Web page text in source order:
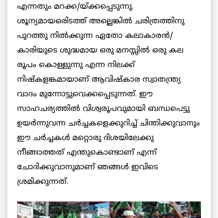
എന്നതും മറക്ക/യ്ക്കപ്പെടുന്നു.
ശൂന്യമായഒരിടത്ത് അല്ലെങ്കില്‍ ചരിത്രത്തിനു
പുറത്തു നില്‍ക്കുന്ന ഏതോ കലാകാരന്‍/
കാരിയുടെ ശുദ്ധമായ ഒരു മനസ്സില്‍ ഒരു കല
രൂപം കൊള്ളുന്നു എന്ന നിലക്ക്
നിഷ്കളങ്കമായാണ് ആവിഷ്കാര സ്വാതന്ത്ര്യ
വാദം മുന്നോട്ടുവെക്കപ്പെടുന്നത്. ഈ
സാഹചര്യത്തില്‍ വിശ്വരൂപവുമായി ബന്ധപെട്ടു
ഉയര്‍ന്നുവന്ന ചര്‍ച്ചകളെക്കുറിച്ച് ചിന്തിക്കുവാനും
ഈ ചര്‍ച്ചകള്‍ മറ്റൊരു ദിശയിലേക്കു
നീങ്ങാത്തത് എന്തുകൊണ്ടാണ് എന്ന്
ചോദിക്കുവാനുമാണ് ഞങ്ങള്‍ ഇവിടെ
ശ്രമിക്കുന്നത്.